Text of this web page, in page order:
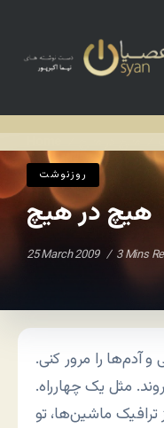
روزنوشت
هیچ در هیچ
25 March 2009 3 Mins
و آدم‌ها را مرور کنی.
مثل یک چهارراه.
ماشین‌ها، تو